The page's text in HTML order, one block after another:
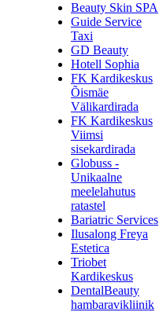
Beauty Skin SPA
Guide Service
Taxi
GD Beauty
Hotell Sophia
FK Kardikeskus
Õismäe
Välikardirada
FK Kardikeskus
Viimsi
sisekardirada
Globuss -
Unikaalne
meelelahutus
ratastel
Bariatric Services
Ilusalong Freya
Estetica
Triobet
Kardikeskus
DentalBeauty
hambaravikliinik